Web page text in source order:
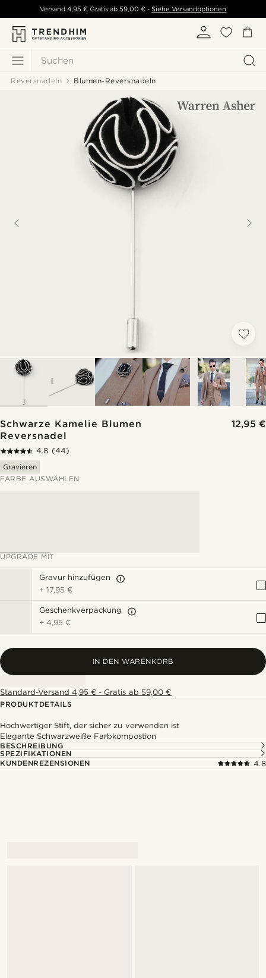
Suchen
Versand 4,95 € Gratis ab 59,00 € - Siehe Versandoptionen
Reversnadeln Blumen-Reversnadeln
Schwarze Kamelie Blumen
Reversnadel
12,95 €
4.8 (44)
Gravieren
FARBE AUSWÄHLEN
UPGRADE MIT
Gravur hinzufügen
+17,95 €
Geschenkverpackung
+4,95 €
IN DEN WARENKORB
Standard-Versand 4,95 € - Gratis ab 59,00 €
PRODUKTDETAILS
Hochwertiger Stift, der sicher zu verwenden ist
Elegante Schwarzweiße Farbkompostion
BESCHREIBUNG
SPEZIFIKATIONEN
KUNDENREZENSIONEN
4.8